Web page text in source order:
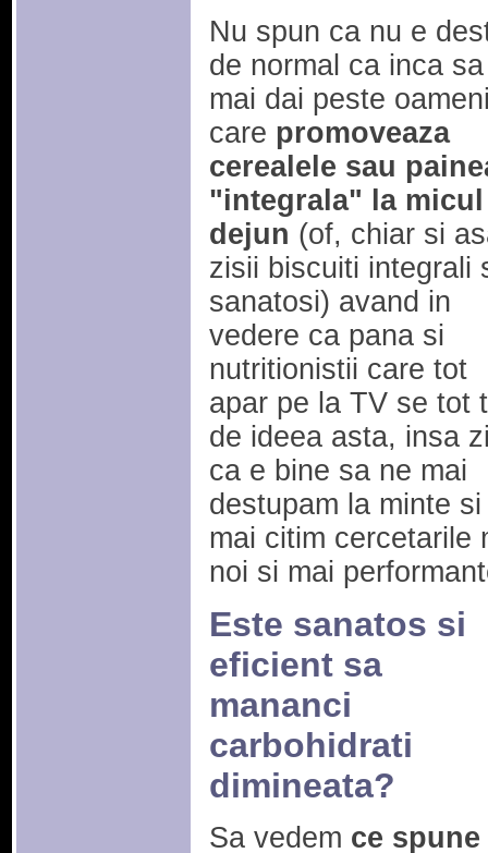
Nu spun ca nu e
de normal ca inca sa
mai dai peste
care promoveaza
cerealele sau
"integrala" la micul
dejun (of, chiar si
zisii biscuiti integrali
sanatosi) avand in
vedere ca pana si
nutritionistii care tot
apar pe la TV se tot
de ideea asta, insa
ca e bine sa ne mai
destupam la minte
mai citim cercetarile
noi si mai
Este sanatos si
eficient sa
mananci
carbohidrati
dimineata?
Sa vedem ce